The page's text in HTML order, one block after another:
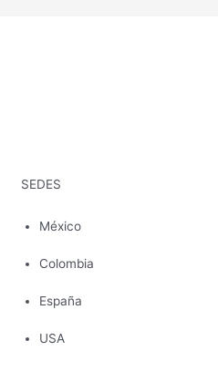
SEDES
México
Colombia
España
USA